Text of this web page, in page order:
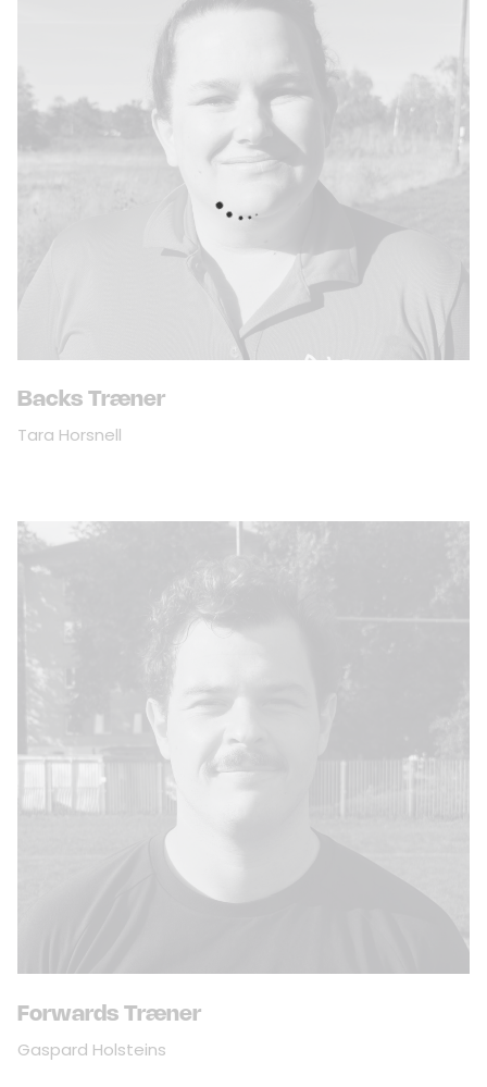
Backs Træner
Tara Horsnell
Forwards Træner
Gaspard Holsteins